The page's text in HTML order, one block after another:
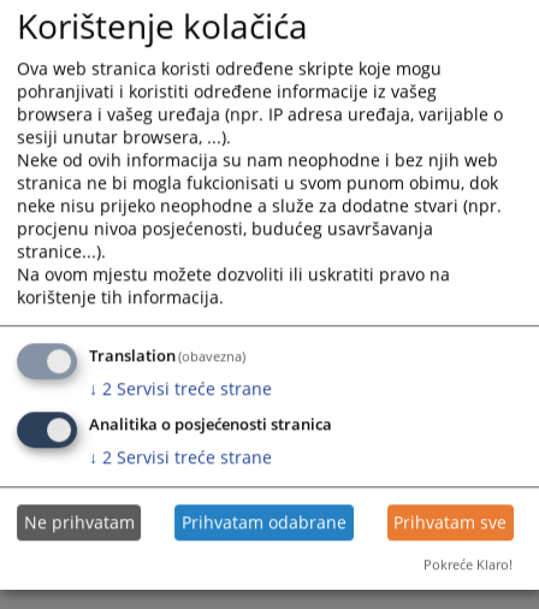
rasporeda možete vršiti dodatna pretraživanja po
broju predmeta, sudiji, datumu ...
7940PREGLEDA
Linkovi
Raspored suđenja
Korištenje kolačića
Ova web stranica koristi određene skripte koje mogu
pohranjivati i koristiti određene informacije iz vašeg
browsera i vašeg uređaja (npr. IP adresa uređaja, varijable o
sesiji unutar browsera, ...).
Neke od ovih informacija su nam neophodne i bez njih web
stranica ne bi mogla fukcionisati u svom punom obimu, dok
neke nisu prijeko neophodne a služe za dodatne stvari (npr.
procjenu nivoa posjećenosti, budućeg usavršavanja
stranice...).
Na ovom mjestu možete dozvoliti ili uskratiti pravo na
korištenje tih informacija.
Translation(obavezna)
↓ 2 Servisi treće strane
Analitika o posjećenosti stranica
↓ 2 Servisi treće strane
Ne prihvatam Prihvatam odabrane Prihvatam sve
Pokreće Klaro!